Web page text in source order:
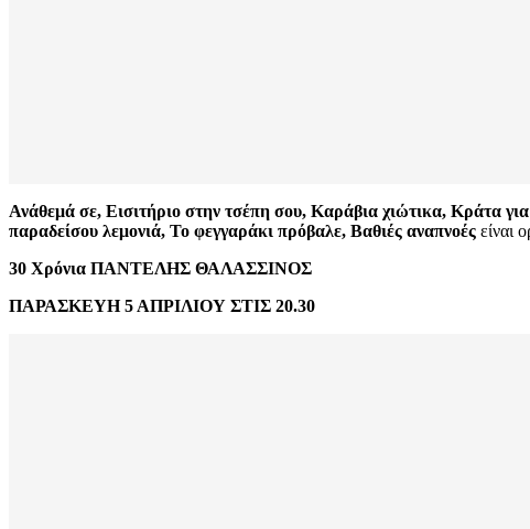
Ανάθεμά σε, Εισιτήριο στην τσέπη σου, Καράβια χιώτικα, Κράτα
παραδείσου λεμονιά, Το φεγγαράκι πρόβαλε, Βαθιές αναπνοές είναι
30 Χρόνια ΠΑΝΤΕΛΗΣ ΘΑΛΑΣΣΙΝΟΣ
ΠΑΡΑΣΚΕΥΗ 5 ΑΠΡΙΛΙΟΥ ΣΤΙΣ 20.30